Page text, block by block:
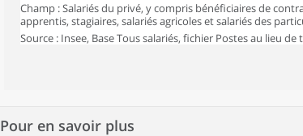
Champ : Salariés du privé, y compris bénéficiaires de
apprentis, stagiaires, salariés agricoles et salariés des
Source : Insee, Base Tous salariés, fichier Postes au lieu
Pour en savoir plus